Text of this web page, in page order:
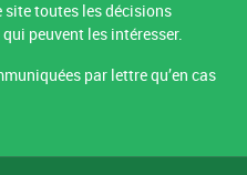
site toutes les décisions
peuvent les intéresser.
par lettre qu’en cas